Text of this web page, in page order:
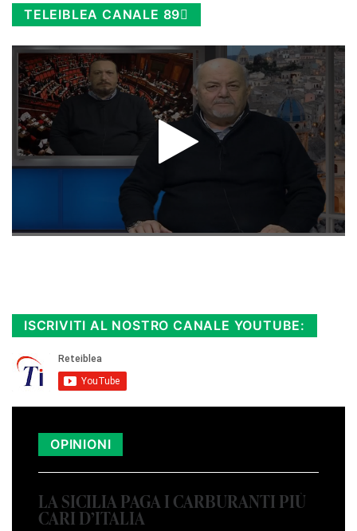
TELEIBLEA CANALE 89
ISCRIVITI AL NOSTRO CANALE YOUTUBE:
OPINIONI
LA SICILIA PAGA I CARBURANTI PIÙ
CARI D’ITALIA